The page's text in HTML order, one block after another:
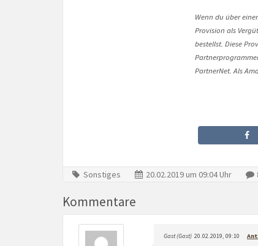
Wenn du über
Provision als
bestellst. Diese
PartnerNet. Als
Sonstiges 20.02.2019 um 09:04 Uhr
Kommentare
Gast (Gast) 20.02.2019, 09:10